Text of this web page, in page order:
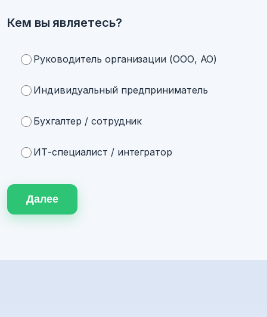
Кем вы являетесь?
Руководитель организации (ООО, АО)
Индивидуальный предприниматель
Бухгалтер / сотрудник
ИТ-специалист / интегратор
Далее